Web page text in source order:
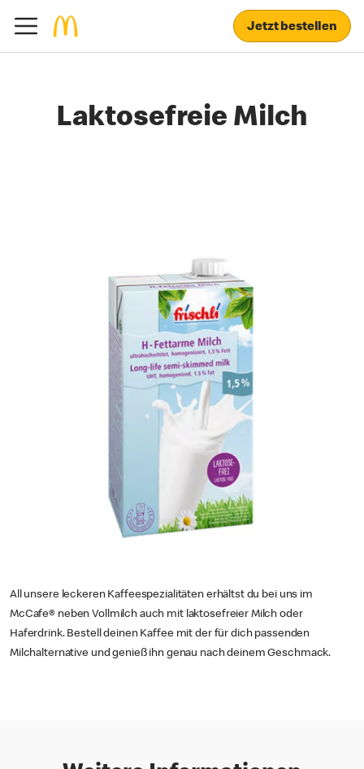
Jetzt bestellen
Laktosefreie Milch
All unsere leckeren Kaffeespezialitäten erhältst du bei uns im
McCafe® neben Vollmilch auch mit laktosefreier Milch oder
Haferdrink. Bestell deinen Kaffee mit der für dich passenden
Milchalternative und genieß ihn genau nach deinem Geschmack.